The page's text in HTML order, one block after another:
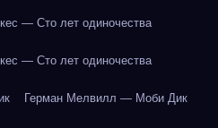
— Сто лет одиночества
— Сто лет одиночества
Герман Мелвилл — Моби Дик